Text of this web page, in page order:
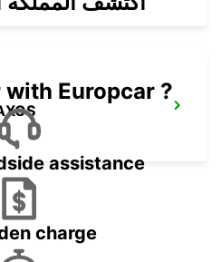
Europcar ?
assistance
charge